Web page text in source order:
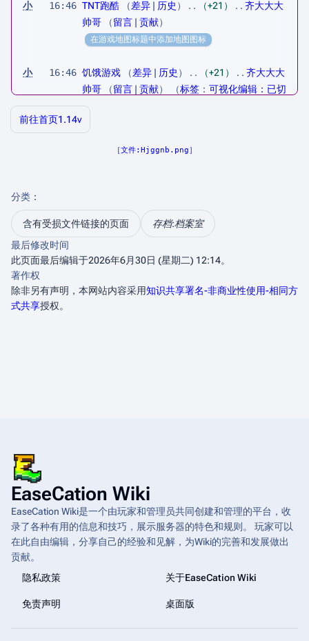
小16:46 TNT跑酷 差异 历史 +21
齐大大大
帅哥
留言 贡献
在游戏地图标题中添加地图图标
小16:46 饥饿游戏 差异 历史 +21
齐大大大
帅哥
留言 贡献 标签 ： 可视化编辑：已切
换
前往首页1.14v
文件:Hjggnb.png
分类 ：​
含有受损文件链接的页面
存档:档案室
最后修改时间
此页面最后编辑于2026年6月30日 (星期二) 12:14。
著作权
除非另有声明，本网站内容采用知识共享署名-非商业性使用-相同方
式共享授权。
EaseCation Wiki
EaseCation Wiki是一个由玩家和管理员共同创建和管理的平台，收
录了各种有用的信息和技巧，展示服务器的特色和规则。 玩家可以
在此自由编辑，分享自己的经验和见解，为Wiki的完善和发展做出
贡献。
隐私政策
关于EaseCation Wiki
免责声明 桌面版